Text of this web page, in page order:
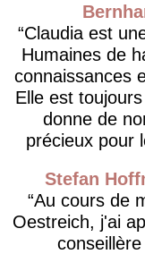
Claudia est
Humaines de
connaissances
Elle est
donne de
précieux pour
Stefan
Au cours de
Oestreich, j'ai